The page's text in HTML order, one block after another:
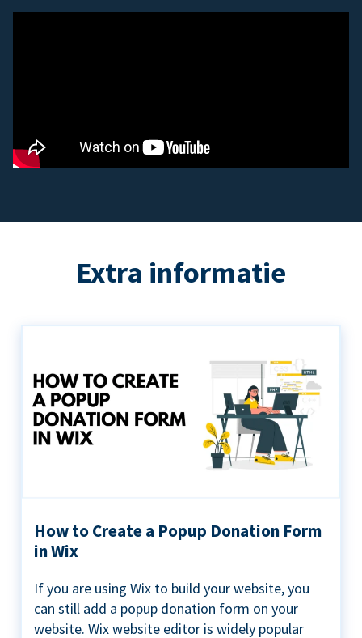
Extra informatie
How to Create a Popup Donation Form
in Wix
If you are using Wix to build your website, you
can still add a popup donation form on your
website. Wix website editor is widely popular